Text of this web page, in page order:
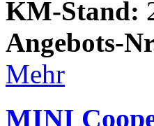
KM-Stand:
Angebots-
Mehr
MINI